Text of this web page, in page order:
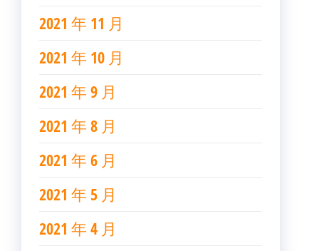
2021 年 11 月
2021 年 10 月
2021 年 9 月
2021 年 8 月
2021 年 6 月
2021 年 5 月
2021 年 4 月